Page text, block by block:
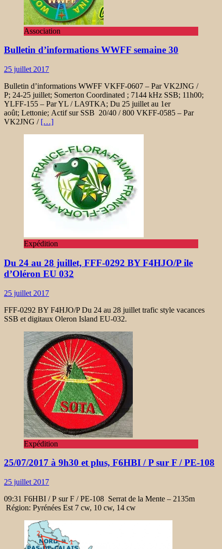
Association
Bulletin d’informations WWFF semaine 30
25 juillet 2017
Bulletin d’informations WWFF VKFF-0607 – Par VK2JNG /
P; 24-25 juillet; Somerton Coordinated ; 7144 kHz SSB; 11h00;
YLFF-155 – Par YL / LA9TKA; Du 25 juillet au 1er
août; Lettonie; Actif sur SSB 20/40 / 800 VKFF-0585 – Par
VK2JNG / […]
Expédition
Du 24 au 28 juillet, FFF-0292 BY F4HJO/P ile
d’Oléron EU 032
25 juillet 2017
FFF-0292 BY F4HJO/P Du 24 au 28 juillet trafic style vacances
SSB et digitaux Oleron Island EU-032.
Expédition
25/07/2017 à 9h30 et plus, F6HBI / P sur F / PE-108
25 juillet 2017
09:31 F6HBI / P sur F / PE-108 Serrat de la Mente – 2135m
Région: Pyrénées Est 7 cw, 10 cw, 14 cw